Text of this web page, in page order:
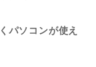
パソコンが使え